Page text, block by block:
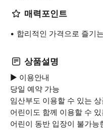
매력포인트
합리적인 가격으로 즐기
상품설명
▶ 이용안내
당일 예약 가능
임산부도 이용할 수 있는
어린이도 함께 이용할 수
어린이 동반 입장이 불가능